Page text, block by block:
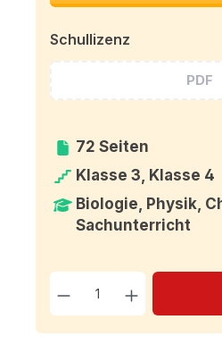
Schullizenz
PDF
72 Seiten
Klasse 3, Klasse 4
Biologie, Physik,
Sachunterricht